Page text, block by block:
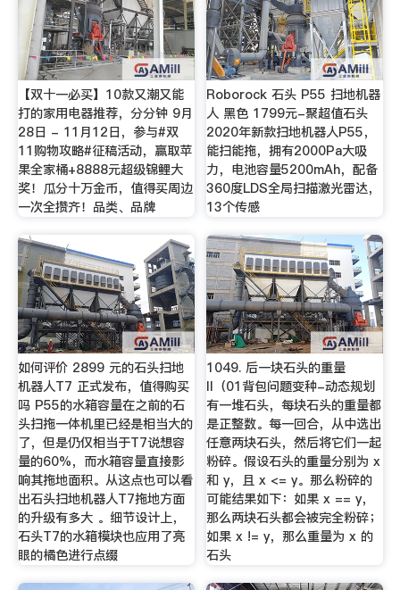
【双十一必买】10款又潮又能
打的家用电器推荐，分分钟 9月
28日 - 11月12日，参与#双
11购物攻略#征稿活动，赢取苹
果全家桶+8888元超级锦鲤大
奖！瓜分十万金币，值得买周边
一次全攒齐！品类、品牌
Roborock 石头 P55 扫地机器
人 黑色 1799元-聚超值石头
2020年新款扫地机器人P55，
能扫能拖，拥有2000Pa大吸
力，电池容量5200mAh，配备
360度LDS全局扫描激光雷达，
13个传感
如何评价 2899 元的石头扫地
机器人T7 正式发布，值得购买
吗 P55的水箱容量在之前的石
头扫拖一体机里已经是相当大的
了，但是仍仅相当于T7说想容
量的60%，而水箱容量直接影
响其拖地面积。从这点也可以看
出石头扫地机器人T7拖地方面
的升级有多大 。细节设计上，
石头T7的水箱模块也应用了亮
眼的橘色进行点缀
1049. 后一块石头的重量
II（01背包问题变种-动态规划
有一堆石头，每块石头的重量都
是正整数。每一回合，从中选出
任意两块石头，然后将它们一起
粉碎。假设石头的重量分别为 x
和 y，且 x <= y。那么粉碎的
可能结果如下：如果 x == y，
那么两块石头都会被完全粉碎；
如果 x != y，那么重量为 x 的
石头